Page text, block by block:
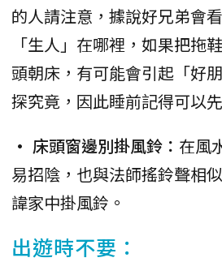
的人請注意，據說好兄弟會
「生人」在哪裡，如果把拖
頭朝床，有可能會引起「好
探究竟，因此睡前記得可以
• 床頭窗邊別掛風鈴： 在風
易招陰，也與法師搖鈴聲相
諱家中掛風鈴。
出遊時不要：